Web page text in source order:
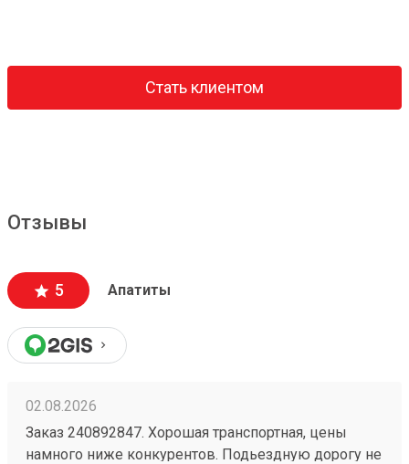
Стать клиентом
Отзывы
5 Апатиты
02.08.2026
Заказ 240892847. Хорошая транспортная, цены
намного ниже конкурентов. Подьездную дорогу не